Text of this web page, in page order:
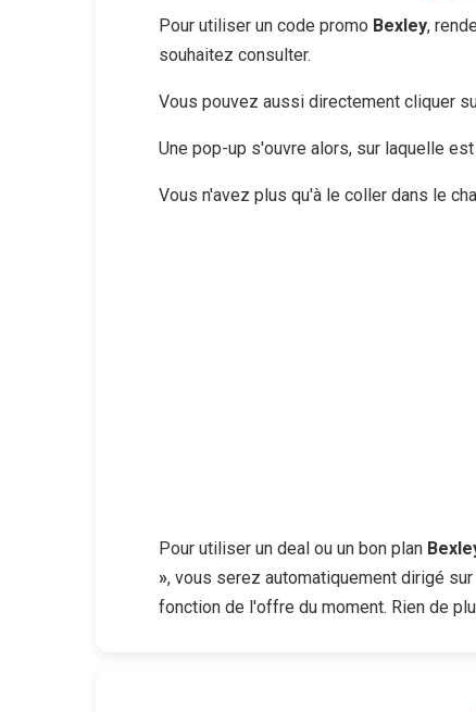
Pour utiliser un code promo Bexley,
souhaitez consulter.
Vous pouvez aussi directement cliquer
Une pop-up s'ouvre alors, sur laquelle
Vous n'avez plus qu'à le coller dans le
Pour utiliser un deal ou un bon plan
», vous serez automatiquement dirigé
fonction de l'offre du moment. Rien de